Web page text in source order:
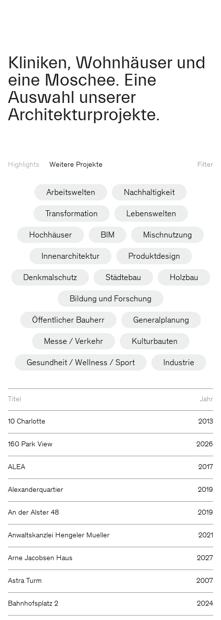
Kliniken, Wohnhäuser und
eine Moschee. Eine
Auswahl unserer
Architekturprojekte.
Highlights Weitere Projekte Filter
Arbeitswelten Nachhaltigkeit
Transformation Lebenswelten
Hochhäuser BIM Mischnutzung
Innenarchitektur Produktdesign
Denkmalschutz Städtebau Holzbau
Bildung und Forschung
Öffentlicher Bauherr Generalplanung
Messe / Verkehr Kulturbauten
Gesundheit / Wellness / Sport Industrie
Titel Jahr
10 Charlotte 2013
160 Park View 2026
ALEA 2017
Alexanderquartier 2019
An der Alster 48 2019
Anwaltskanzlei Hengeler Mueller 2021
Arne Jacobsen Haus 2027
Astra Turm 2007
Bahnhofsplatz 2 2024